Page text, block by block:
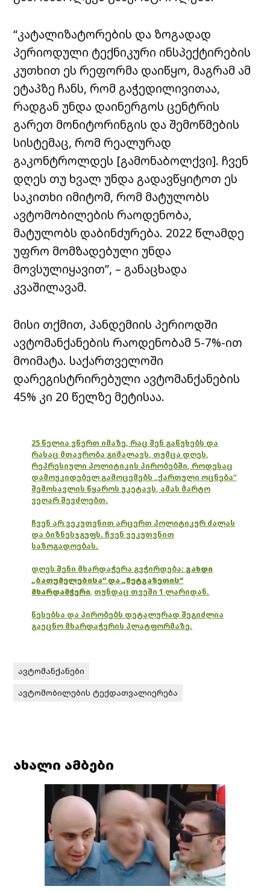
“კატალიზატორების და ზოგადად
პერიოდული ტექნიკური ინსპექტირების
კუთხით ეს რეფორმა დაიწყო, მაგრამ ამ
ეტაპზე ჩანს, რომ გაჭედილივითაა,
რადგან უნდა დაინერგოს ცენტრის
გარეთ მონიტორინგის და შემოწმების
სისტემაც, რომ რეალურად
გაკონტროლდეს [გამონაბოლქვი]. ჩვენ
დღეს თუ ხვალ უნდა გადავწყიტოთ ეს
საკითხი იმიტომ, რომ მატულობს
ავტომობილების რაოდენობა,
მატულობს დაბინძურება. 2022 წლამდე
უფრო მომზადებული უნდა
მოვსულიყავით”, – განაცხადა
კვაშილავამ.
მისი თქმით, პანდემიის პერიოდში
ავტომანქანების რაოდენობამ 5-7%-ით
მოიმატა. საქართველოში
დარეგისტრირებული ავტომანქანების
45% კი 20 წელზე მეტისაა.
25 წელია ვწერთ იმაზე, რაც შენ გაწუხებს და
რასაც მთავრობა გიმალავს, თუმცა დღეს,
რეპრესიული პოლიტიკის პირობებში, როდესაც
დამოუკიდებელ გამოცემებს „ქართული ოცნება“
შემოსავლის წყაროს უკეტავს, ამას მარტო
ვეღარ შევძლებთ.
ჩვენ არ ვეკუთვნით არცერთ პოლიტიკურ ძალას
და ბიზნესჯგუფს. ჩვენ ვეკუთვნით
საზოგადოებას.
დღეს შენი მხარდაჭერა გვჭირდება: გახდი
„ბათუმელებისა“ და „ნეტგაზეთის“
მხარდამჭერი, თუნდაც თვეში 1 ლარიდან.
წესებსა და პირობებს დეტალურად შეგიძლია
გაეცნო მხარდაჭერის პლატფორმაზე.
ავტომანქანები
ავტომობილების ტექდათვალიერება
ახალი ამბები